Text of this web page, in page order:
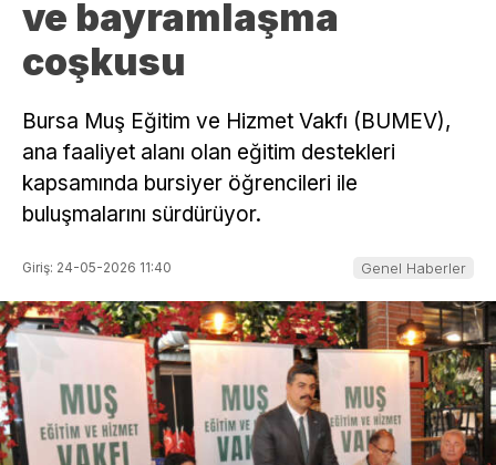
ve bayramlaşma
coşkusu
Bursa Muş Eğitim ve Hizmet Vakfı (BUMEV),
ana faaliyet alanı olan eğitim destekleri
kapsamında bursiyer öğrencileri ile
buluşmalarını sürdürüyor.
Giriş: 24-05-2026 11:40 Genel Haberler